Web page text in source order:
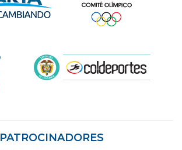
PATROCINADORES